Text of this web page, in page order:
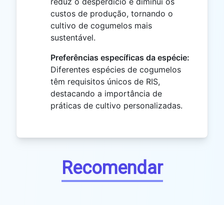
custos de produção, tornando o
cultivo de cogumelos mais
sustentável.
Preferências específicas da espécie:
Diferentes espécies de cogumelos
têm requisitos únicos de RIS,
destacando a importância de
práticas de cultivo personalizadas.
Recomendar